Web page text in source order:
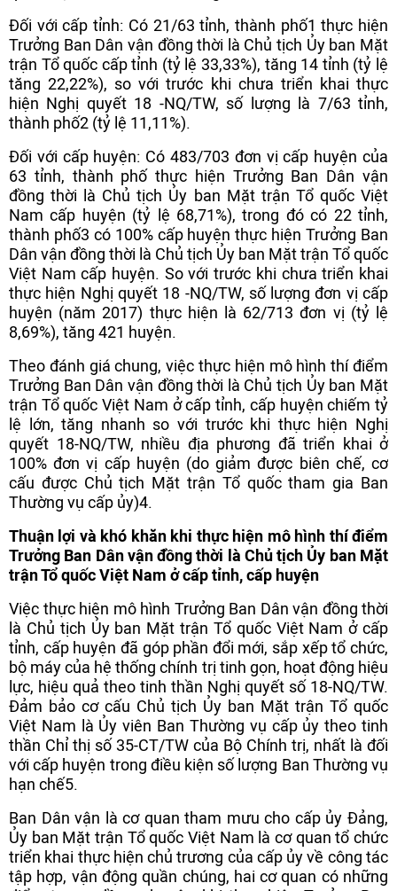
Đối với cấp tỉnh: Có 21/63 tỉnh, thành phố1 thực hiện
Trưởng Ban Dân vận đồng thời là Chủ tịch Ủy ban Mặt
trận Tổ quốc cấp tỉnh (tỷ lệ 33,33%), tăng 14 tỉnh (tỷ lệ
tăng 22,22%), so với trước khi chưa triển khai thực
hiện Nghị quyết 18 -NQ/TW, số lượng là 7/63 tỉnh,
thành phố2 (tỷ lệ 11,11%).
Đối với cấp huyện: Có 483/703 đơn vị cấp huyện của
63 tỉnh, thành phố thực hiện Trưởng Ban Dân vận
đồng thời là Chủ tịch Ủy ban Mặt trận Tổ quốc Việt
Nam cấp huyện (tỷ lệ 68,71%), trong đó có 22 tỉnh,
thành phố3 có 100% cấp huyện thực hiện Trưởng Ban
Dân vận đồng thời là Chủ tịch Ủy ban Mặt trận Tổ quốc
Việt Nam cấp huyện. So với trước khi chưa triển khai
thực hiện Nghị quyết 18 -NQ/TW, số lượng đơn vị cấp
huyện (năm 2017) thực hiện là 62/713 đơn vị (tỷ lệ
8,69%), tăng 421 huyện.
Theo đánh giá chung, việc thực hiện mô hình thí điểm
Trưởng Ban Dân vận đồng thời là Chủ tịch Ủy ban Mặt
trận Tổ quốc Việt Nam ở cấp tỉnh, cấp huyện chiếm tỷ
lệ lớn, tăng nhanh so với trước khi thực hiện Nghị
quyết 18-NQ/TW, nhiều địa phương đã triển khai ở
100% đơn vị cấp huyện (do giảm được biên chế, cơ
cấu được Chủ tịch Mặt trận Tổ quốc tham gia Ban
Thường vụ cấp ủy)4.
Thuận lợi và khó khăn khi thực hiện mô hình thí điểm
Trưởng Ban Dân vận đồng thời là Chủ tịch Ủy ban Mặt
trận Tổ quốc Việt Nam ở cấp tỉnh, cấp huyện
Việc thực hiện mô hình Trưởng Ban Dân vận đồng thời
là Chủ tịch Ủy ban Mặt trận Tổ quốc Việt Nam ở cấp
tỉnh, cấp huyện đã góp phần đổi mới, sắp xếp tổ chức,
bộ máy của hệ thống chính trị tinh gọn, hoạt động hiệu
lực, hiệu quả theo tinh thần Nghị quyết số 18-NQ/TW.
Đảm bảo cơ cấu Chủ tịch Ủy ban Mặt trận Tổ quốc
Việt Nam là Ủy viên Ban Thường vụ cấp ủy theo tinh
thần Chỉ thị số 35-CT/TW của Bộ Chính trị, nhất là đối
với cấp huyện trong điều kiện số lượng Ban Thường vụ
hạn chế5.
Ban Dân vận là cơ quan tham mưu cho cấp ủy Đảng,
Ủy ban Mặt trận Tổ quốc Việt Nam là cơ quan tổ chức
triển khai thực hiện chủ trương của cấp ủy về công tác
tập hợp, vận động quần chúng, hai cơ quan có những